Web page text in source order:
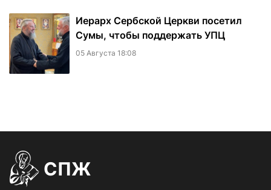
Иерарх Сербской Церкви посетил
Сумы, чтобы поддержать УПЦ
05 Августа 18:08
СПЖ